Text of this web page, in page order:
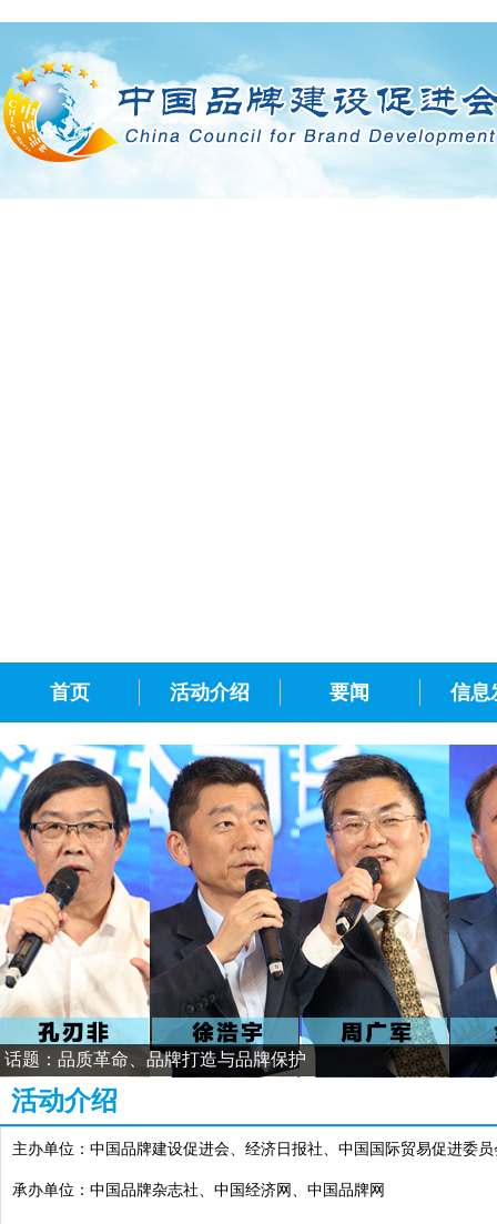
首页 活动介绍 要闻 信息
话题：品质革命、品牌打造与品牌保护
活动介绍
主办单位：中国品牌建设促进会、经济日报社、中国国际贸易促进
承办单位：中国品牌杂志社、中国经济网、中国品牌网